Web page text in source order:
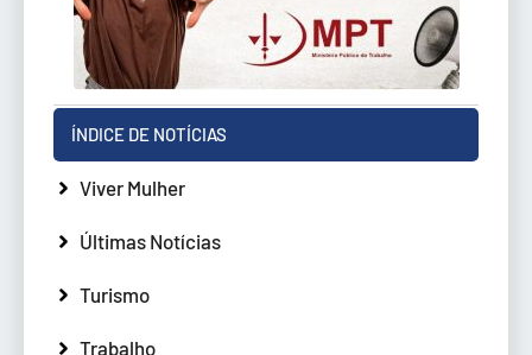
ÍNDICE DE NOTÍCIAS
Viver Mulher
Últimas Notícias
Turismo
Trabalho